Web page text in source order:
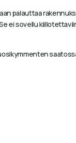
palauttaa
ei sovellu